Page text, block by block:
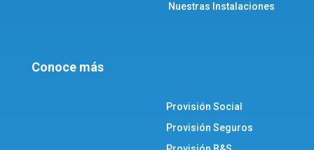
Nuestras Instalaciones
Conoce más
Provisión Social
Provisión Seguros